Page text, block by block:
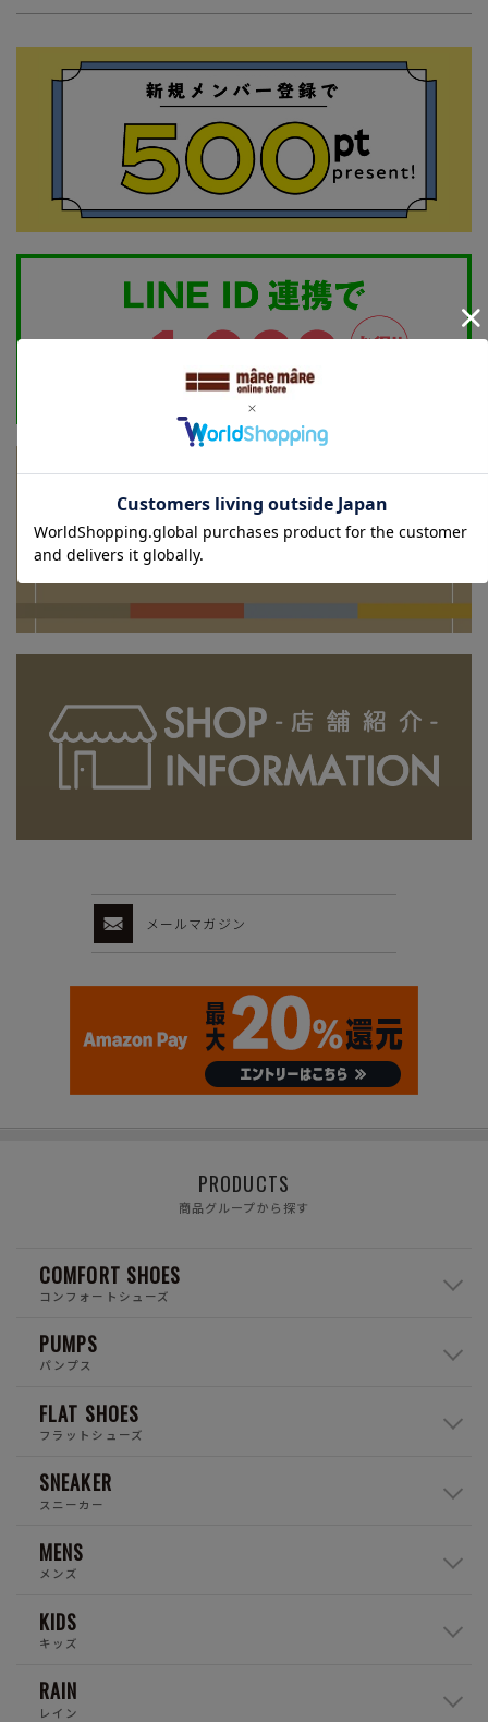
メールマガジン
PRODUCTS
商品グループから探す
COMFORT SHOES
コンフォートシューズ
PUMPS
パンプス
FLAT SHOES
フラットシューズ
SNEAKER
スニーカー
MENS
メンズ
KIDS
キッズ
RAIN
レイン